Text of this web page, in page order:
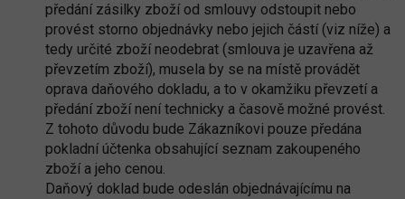
předání zásilky zboží od smlouvy odstoupit nebo
provést storno objednávky nebo jejich částí (viz níže) a
tedy určité zboží neodebrat (smlouva je uzavřena až
převzetím zboží), musela by se na místě provádět
oprava daňového dokladu, a to v okamžiku převzetí a
předání zboží není technicky a časově možné provést.
Z tohoto důvodu bude Zákazníkovi pouze předána
pokladní účtenka obsahující seznam zakoupeného
zboží a jeho cenou.
Daňový doklad bude odeslán objednávajícímu na